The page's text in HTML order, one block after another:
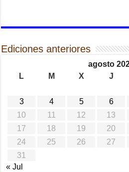
Ediciones anteriores
agosto
L
M X J
3
4 5 6
10
11 12 13
17
18 19 20
24
25 26 27
31
« Jul